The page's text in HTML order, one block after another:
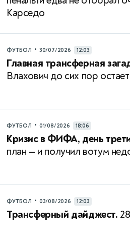
Карседо
ФУТБОЛ • 30/07/2026 12:03
Главная трансферная
Влахович до сих пор
ФУТБОЛ • 01/08/2026 18:06
Кризис в ФИФА, день
план — и получил вотум
ФУТБОЛ • 03/08/2026 12:03
Трансферный дайджест.